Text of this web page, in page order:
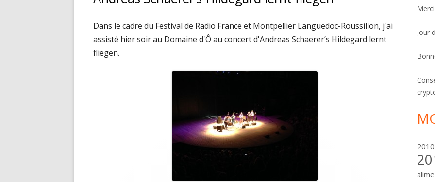
Dans le cadre du Festival de Radio France et Montpellier Languedoc-Roussillon, j'ai
assisté hier soir au Domaine d'Ô au concert d'Andreas Schaerer’s Hildegard lernt
fliegen.
Merci
Jour
2010